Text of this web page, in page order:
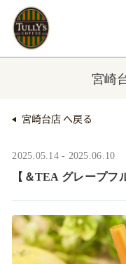
宮崎
宮崎台店 へ戻る
2025.05.14 - 2025.06.10
【＆TEA グレープフ